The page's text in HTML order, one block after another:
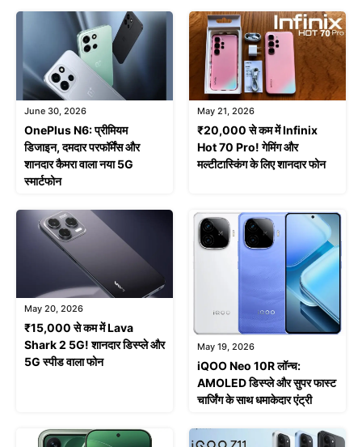
June 30, 2026
OnePlus N6: प्रीमियम
डिजाइन, दमदार परफॉर्मेंस और
शानदार कैमरा वाला नया 5G
स्मार्टफोन
May 21, 2026
₹20,000 से कम में Infinix
Hot 70 Pro! गेमिंग और
मल्टीटास्किंग के लिए शानदार फोन
May 20, 2026
₹15,000 से कम में Lava
Shark 2 5G! शानदार डिस्प्ले और
5G स्पीड वाला फोन
May 19, 2026
iQOO Neo 10R लॉन्च:
AMOLED डिस्प्ले और सुपर फास्ट
चार्जिंग के साथ धमाकेदार एंट्री